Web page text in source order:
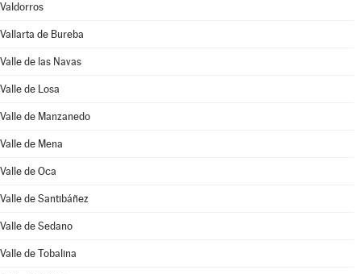
Valdorros
Vallarta de Bureba
Valle de las Navas
Valle de Losa
Valle de Manzanedo
Valle de Mena
Valle de Oca
Valle de Santibáñez
Valle de Sedano
Valle de Tobalina